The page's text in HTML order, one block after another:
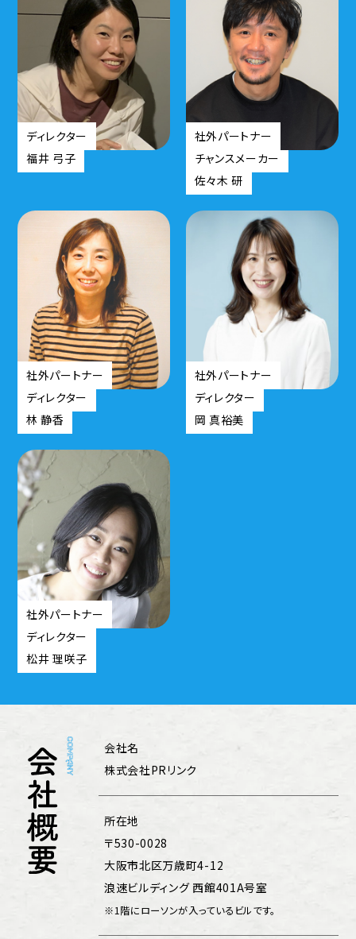
ディレクター
福井 弓子
社外パートナー
チャンスメーカー
佐々木 研
社外パートナー
ディレクター
林 静香
社外パートナー
ディレクター
岡 真裕美
社外パートナー
ディレクター
松井 理咲子
会社名
株式会社PRリンク
所在地
〒530-0028
大阪市北区万歳町4-12
浪速ビルディング 西館401A号室
※1階にローソンが入っているビルです。